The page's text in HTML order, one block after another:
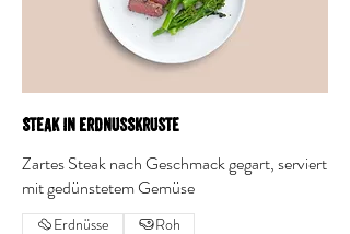
Steak in Erdnusskruste
Zartes Steak nach Geschmack gegart, serviert
mit gedünstetem Gemüse
Erdnüsse Roh